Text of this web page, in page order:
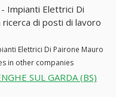
Impianti Elettrici Di
ricerca di posti di lavoro
Elettrici Di Pairone Mauro
in other companies
SUL GARDA (BS)